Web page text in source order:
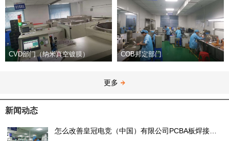
CVD部门（纳米真空镀膜） COB邦定部门
更多
新闻动态